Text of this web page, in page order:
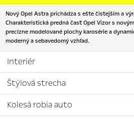
Nový Opel Astra prichádza s ešte čistejším a
Charakteristická predná časť Opel Vizor s
precízne modelované plochy karosérie a
moderný a sebavedomý vzhľad.
Interiér
Štýlová strecha
Kolesá robia auto